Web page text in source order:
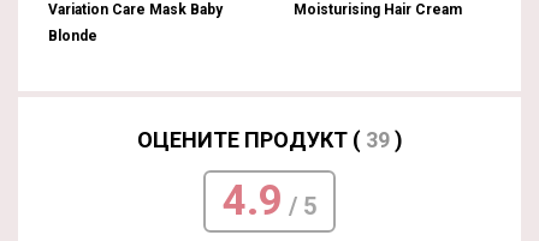
Variation Care Mask Baby
Blonde
Moisturising Hair Cream
ОЦЕНИТЕ ПРОДУКТ ( 39)
4.9 / 5